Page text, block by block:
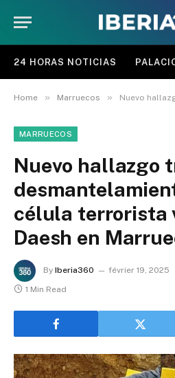
24 HORAS NOTICIAS
Home » Marruecos » Nuevo hallazgo tras el
MARRUECOS
Nuevo hallazgo
célula terrorista
Daesh en
By Iberia360 février 19, 2025
1 Min Read